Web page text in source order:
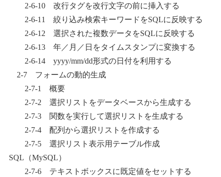
2-6-10 改行タグを改行文字の前に挿入する
2-6-11 絞り込み検索キーワードをSQLに反映する
2-6-12 選択された複数データをSQLに反映する
2-6-13 年／月／日をタイムスタンプに変換する
2-6-14 yyyy/mm/dd形式の日付を利用する
2-7 フォームの動的生成
2-7-1 概要
2-7-2 選択リストをデータベースから生成する
2-7-3 関数を実行して選択リストを生成する
2-7-4 配列から選択リストを作成する
2-7-5 選択リスト表示用テーブル作成
SQL（MySQL）
2-7-6 テキストボックスに既定値をセットする